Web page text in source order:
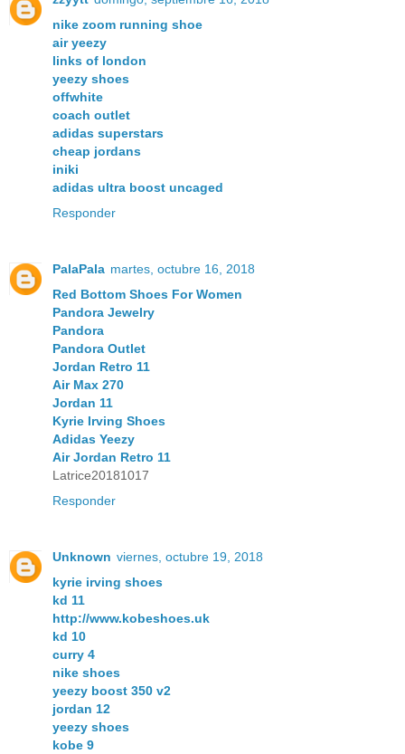
nike zoom running shoe
air yeezy
links of london
yeezy shoes
offwhite
coach outlet
adidas superstars
cheap jordans
iniki
adidas ultra boost uncaged
Responder
PalaPala martes, octubre 16, 2018
Red Bottom Shoes For Women
Pandora Jewelry
Pandora
Pandora Outlet
Jordan Retro 11
Air Max 270
Jordan 11
Kyrie Irving Shoes
Adidas Yeezy
Air Jordan Retro 11
Latrice20181017
Responder
Unknown viernes, octubre 19, 2018
kyrie irving shoes
kd 11
http://www.kobeshoes.uk
kd 10
curry 4
nike shoes
yeezy boost 350 v2
jordan 12
yeezy shoes
kobe 9